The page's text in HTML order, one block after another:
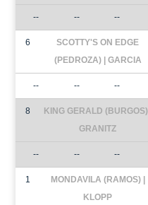
-- -- --
6
SCOTTY'S ON EDGE
(PEDROZA) | GARCIA
-- -- --
8
KING GERALD (BURGOS) |
GRANITZ
-- -- --
1
MONDAVILA (RAMOS) |
KLOPP